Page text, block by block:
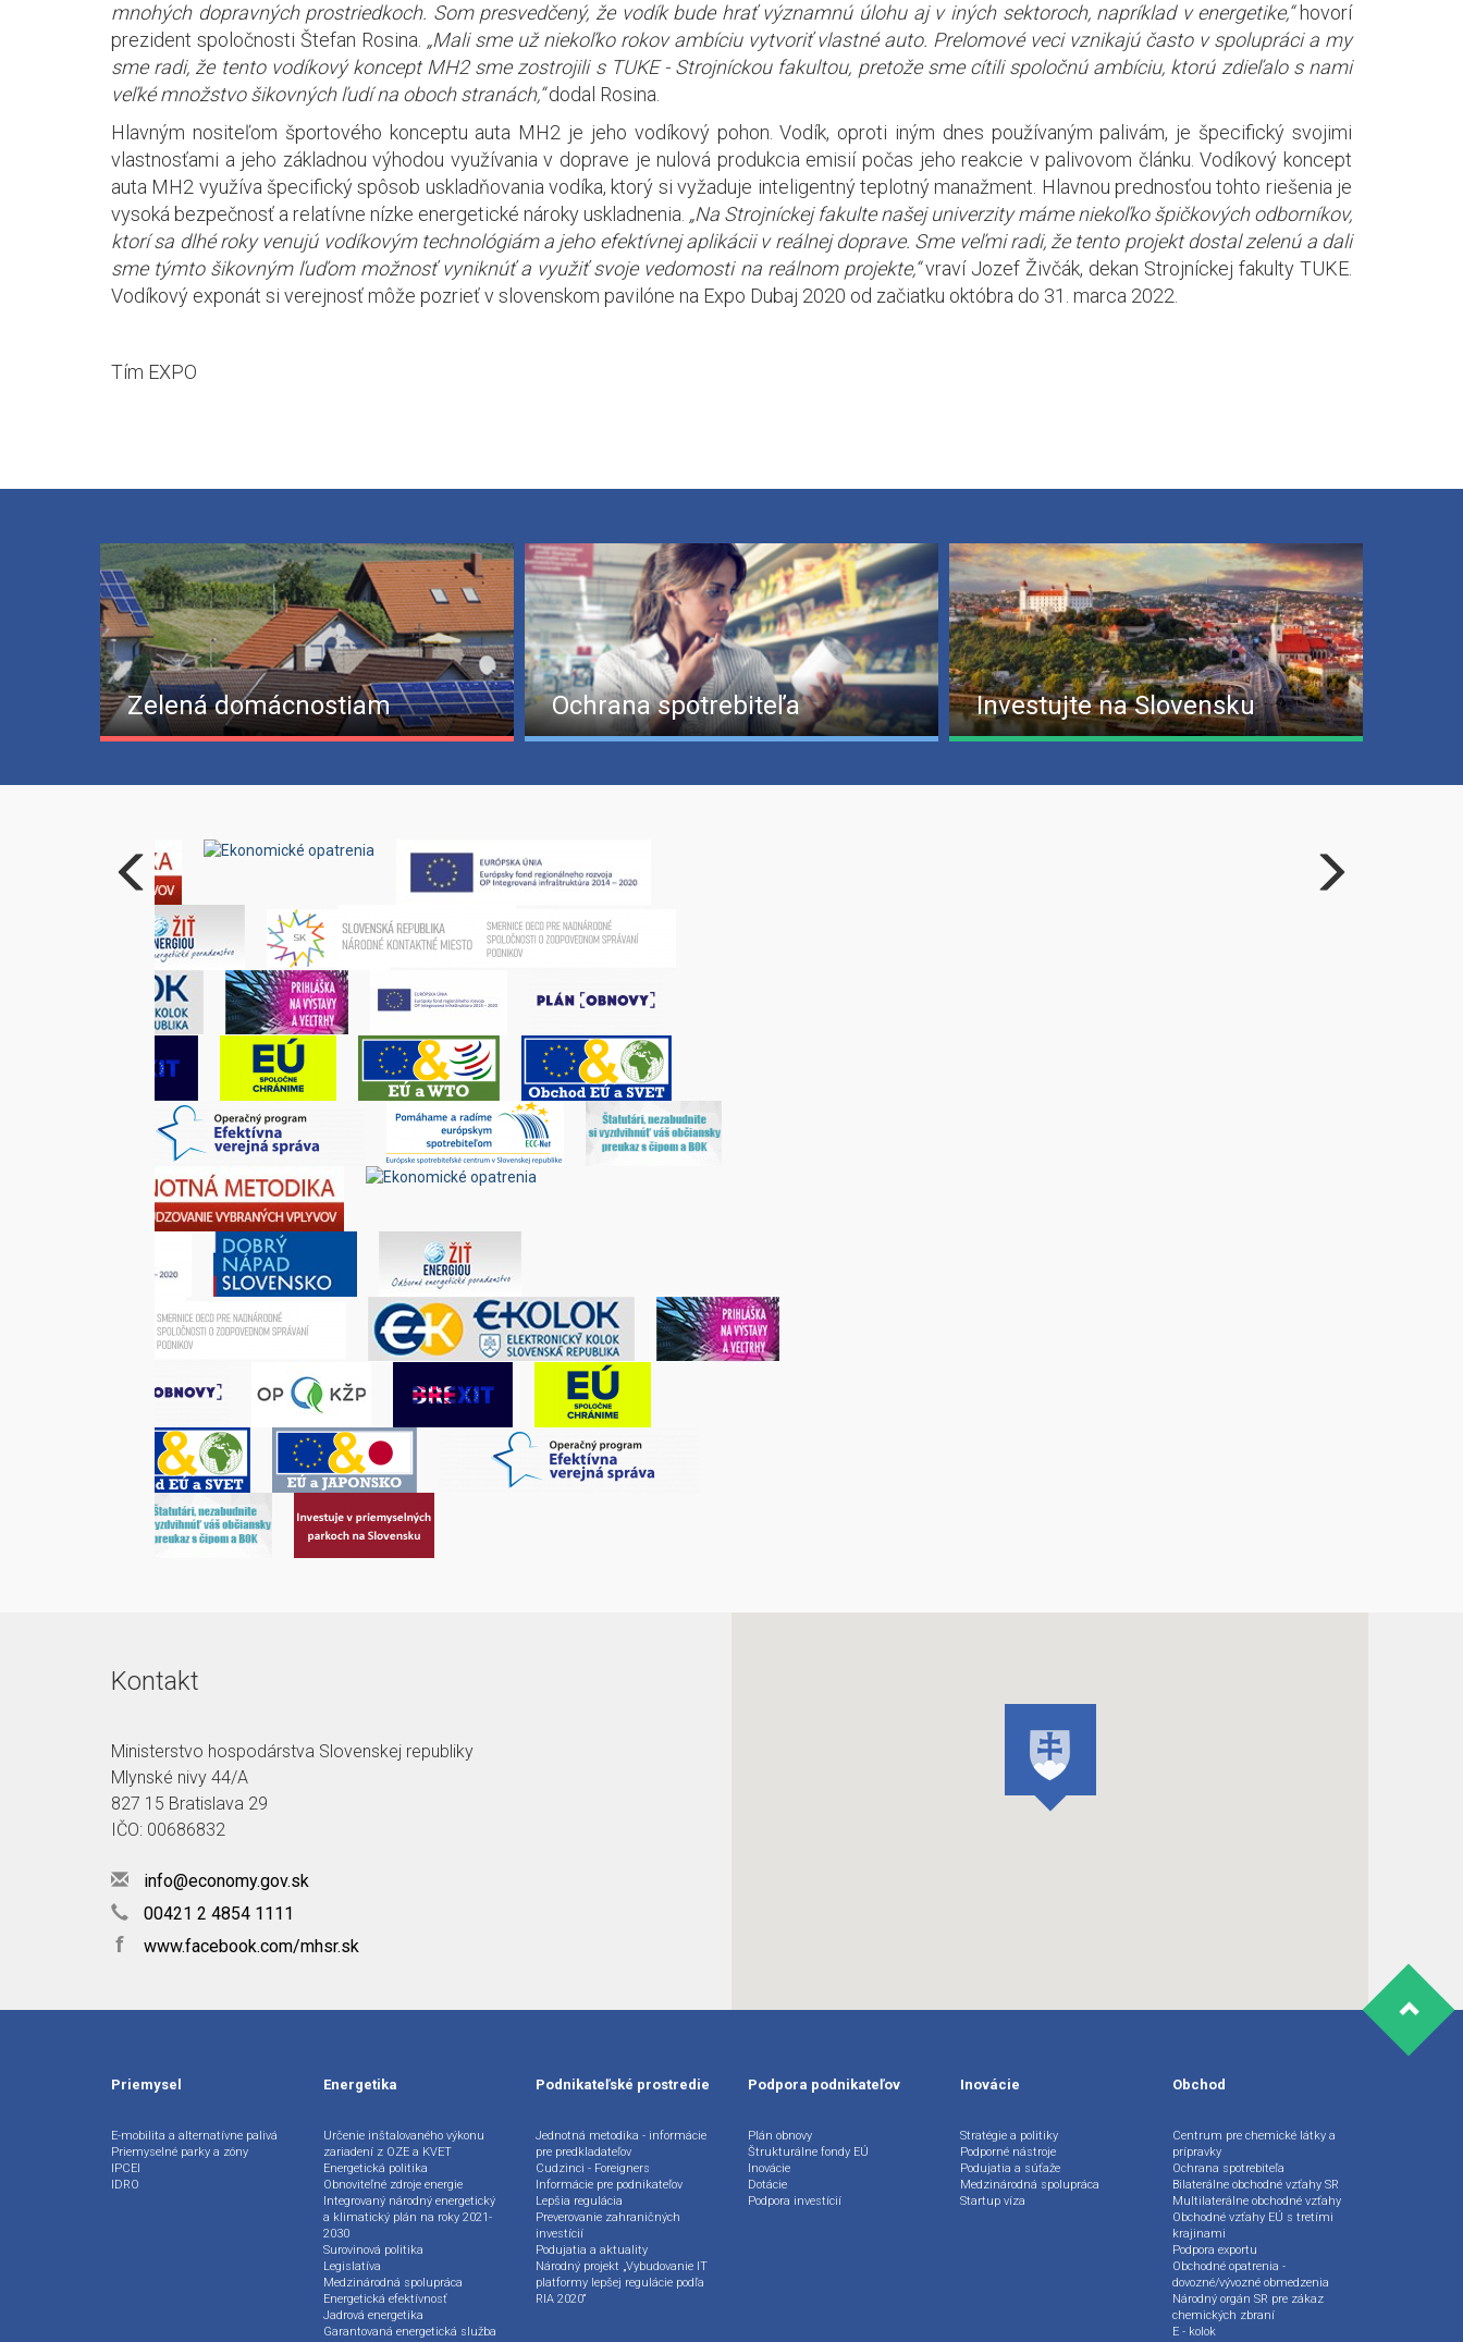
mnohých dopravných prostriedkoch. Som presvedčený, že vodík bude hrať významnú úlohu aj v iných sektoroch, napríklad v energetike,“hovorí
prezident spoločnosti Štefan Rosina. „Mali sme už niekoľko rokov ambíciu vytvoriť vlastné auto. Prelomové veci vznikajú často v spolupráci a my
sme radi, že tento vodíkový koncept MH2 sme zostrojili s TUKE - Strojníckou fakultou, pretože sme cítili spoločnú ambíciu, ktorú zdieľalo s nami
veľké množstvo šikovných ľudí na oboch stranách,“dodal Rosina.
Hlavným nositeľom športového konceptu auta MH2 je jeho vodíkový pohon. Vodík, oproti iným dnes používaným palivám, je špecifický svojimi
vlastnosťami a jeho základnou výhodou využívania v doprave je nulová produkcia emisií počas jeho reakcie v palivovom článku. Vodíkový koncept
auta MH2 využíva špecifický spôsob uskladňovania vodíka, ktorý si vyžaduje inteligentný teplotný manažment. Hlavnou prednosťou tohto riešenia je
vysoká bezpečnosť a relatívne nízke energetické nároky uskladnenia. „Na Strojníckej fakulte našej univerzity máme niekoľko špičkových odborníkov,
ktorí sa dlhé roky venujú vodíkovým technológiám a jeho efektívnej aplikácii v reálnej doprave. Sme veľmi radi, že tento projekt dostal zelenú a dali
sme týmto šikovným ľuďom možnosť vyniknúť a využiť svoje vedomosti na reálnom projekte,“vraví Jozef Živčák, dekan Strojníckej fakulty TUKE.
Vodíkový exponát si verejnosť môže pozrieť v slovenskom pavilóne na Expo Dubaj 2020 od začiatku októbra do 31. marca 2022.
Tím EXPO
Zelená domácnostiam Ochrana spotrebiteľa Investujte na Slovensku
Kontakt
Ministerstvo hospodárstva Slovenskej republiky
Mlynské nivy 44/A
827 15 Bratislava 29
IČO: 00686832
info@economy.gov.sk
00421 2 4854 1111
f www.facebook.com/mhsr.sk
Priemysel
E-mobilita a alternatívne palivá
Priemyselné parky a zóny
IPCEI
IDRO
Energetika
Určenie inštalovaného výkonu
zariadení z OZE a KVET
Energetická politika
Obnoviteľné zdroje energie
Integrovaný národný energetický
a klimatický plán na roky 2021-
2030
Surovinová politika
Legislatíva
Medzinárodná spolupráca
Energetická efektívnosť
Jadrová energetika
Garantovaná energetická služba
Podnikateľské prostredie
Jednotná metodika - informácie
pre predkladateľov
Cudzinci - Foreigners
Informácie pre podnikateľov
Lepšia regulácia
Preverovanie zahraničných
investícií
Podujatia a aktuality
Národný projekt „Vybudovanie IT
platformy lepšej regulácie podľa
RIA 2020“
Podpora podnikateľov
Plán obnovy
Štrukturálne fondy EÚ
Inovácie
Dotácie
Podpora investícií
Inovácie
Stratégie a politiky
Podporné nástroje
Podujatia a súťaže
Medzinárodná spolupráca
Startup víza
Obchod
Centrum pre chemické látky a
prípravky
Ochrana spotrebiteľa
Bilaterálne obchodné vzťahy SR
Multilaterálne obchodné vzťahy
Obchodné vzťahy EÚ s tretími
krajinami
Podpora exportu
Obchodné opatrenia -
dovozné/vývozné obmedzenia
Národný orgán SR pre zákaz
chemických zbraní
E - kolok